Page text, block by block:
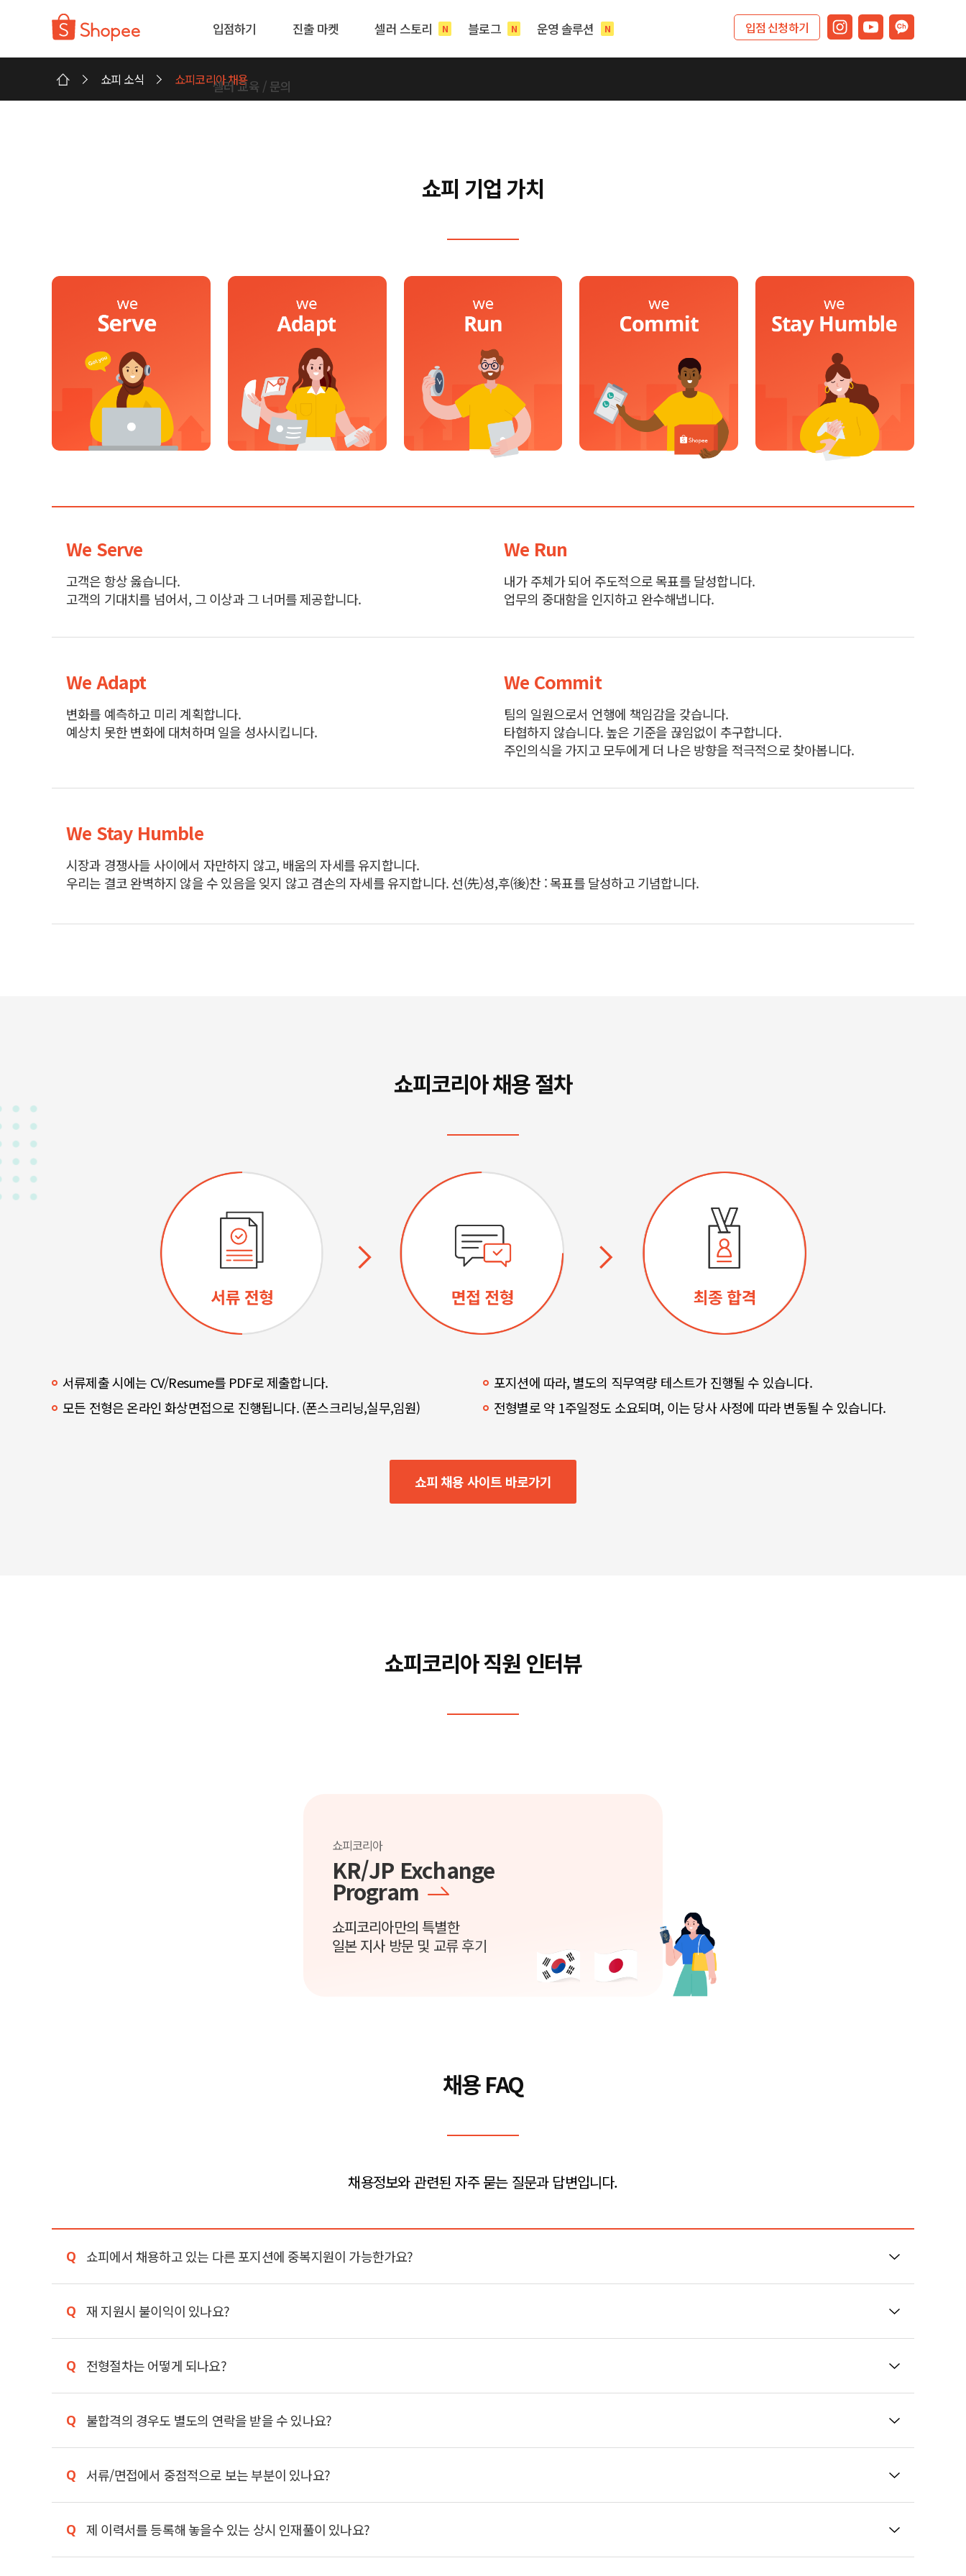
입점하기 진출 마켓 셀러 스토리 N 블로그 N 운영 솔루션 N
셀러 교육 / 문의
입점 신청하기
쇼피 소식 쇼피코리아 채용
쇼피 기업 가치
We Serve
고객은 항상 옳습니다.
고객의 기대치를 넘어서, 그 이상과 그 너머를 제공합니다.
We Run
내가 주체가 되어 주도적으로 목표를 달성합니다.
업무의 중대함을 인지하고 완수해냅니다.
We Adapt
변화를 예측하고 미리 계획합니다.
예상치 못한 변화에 대처하며 일을 성사시킵니다.
We Commit
팀의 일원으로서 언행에 책임감을 갖습니다.
타협하지 않습니다. 높은 기준을 끊임없이 추구합니다.
주인의식을 가지고 모두에게 더 나은 방향을 적극적으로 찾아봅니다.
We Stay Humble
시장과 경쟁사들 사이에서 자만하지 않고, 배움의 자세를 유지합니다.
우리는 결코 완벽하지 않을 수 있음을 잊지 않고 겸손의 자세를 유지합니다. 선(先)성,후(後)찬 : 목표를 달성하고 기념합니다.
쇼피코리아 채용 절차
서류제출 시에는 CV/Resume를 PDF로 제출합니다.
포지션에 따라, 별도의 직무역량 테스트가 진행될 수 있습니다.
모든 전형은 온라인 화상면접으로 진행됩니다. (폰스크리닝,실무,임원)
전형별로 약 1주일정도 소요되며, 이는 당사 사정에 따라 변동될 수 있습니다.
쇼피 채용 사이트 바로가기
쇼피코리아 직원 인터뷰
쇼피코리아
KR/JP Exchange
Program
쇼피코리아만의 특별한
일본 지사 방문 및 교류 후기
채용 FAQ
채용정보와 관련된 자주 묻는 질문과 답변입니다.
쇼피에서 채용하고 있는 다른 포지션에 중복지원이 가능한가요?
재 지원시 불이익이 있나요?
전형절차는 어떻게 되나요?
불합격의 경우도 별도의 연락을 받을 수 있나요?
서류/면접에서 중점적으로 보는 부분이 있나요?
제 이력서를 등록해 놓을수 있는 상시 인재풀이 있나요?